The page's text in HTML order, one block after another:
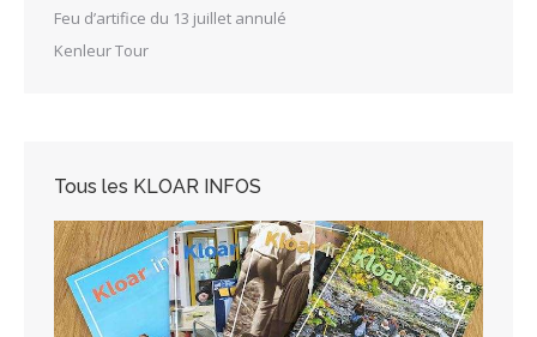
Feu d’artifice du 13 juillet annulé
Kenleur Tour
Tous les KLOAR INFOS